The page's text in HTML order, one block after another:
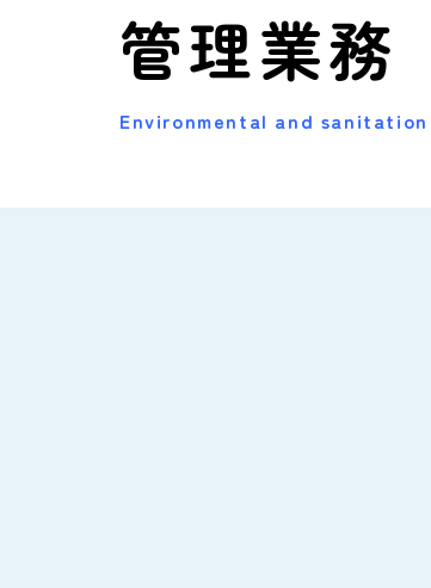
管理業務
Environmental and sanitation